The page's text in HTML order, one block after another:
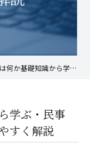
学ぶ・民事事件との違いや流れをわかりやすく解説
学ぶ・民事
すく解説